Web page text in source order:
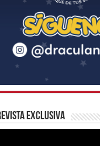
Exclusiva